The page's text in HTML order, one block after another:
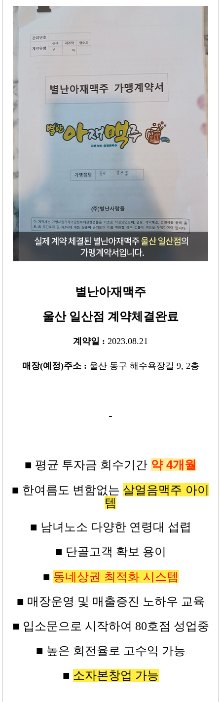
별난아재맥주
울산 일산점 계약체결완료
계약일 : 2023.08.21
매장(예정)주소 : 울산 동구 해수욕장길 9, 2층
-
■ 평균 투자금 회수기간 약 4개월
■ 한여름도 변함없는 살얼음맥주 아이
템
■ 남녀노소 다양한 연령대 섭렵
■ 단골고객 확보 용이
■ 동네상권 최적화 시스템
■ 매장운영 및 매출증진 노하우 교육
■ 입소문으로 시작하여 80호점 성업중
■ 높은 회전율로 고수익 가능
■ 소자본창업 가능